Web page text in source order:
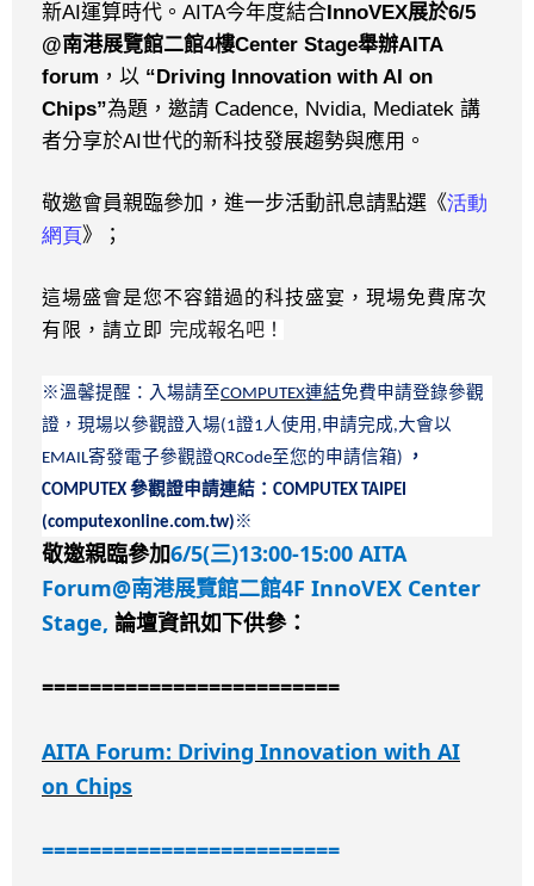
新AI運算時代。 AITA今年度結合InnoVEX展於6/5
@南港展覽館二館4樓Center Stage舉辦AITA
forum ， 以 “Driving Innovation with AI on
Chips”為題，邀請 Cadence, Nvidia, Mediatek 講
者分享於AI世代的新科技發展趨勢與應用。
敬邀會員親臨參加，進一步活動訊息請點選《活動
網頁》；
這場盛會是您不容錯過的科技盛宴，現場免費席次
有限，請立即 完成報名吧！
※溫馨提醒：入場請至COMPUTEX連結免費申請登錄參觀
證，現場以參觀證入場(1證1 人使用 ,申請完成,大會以
EMAIL寄發電子參觀證QRCode至您的申請信箱) ，
COMPUTEX 參觀證申請連結： COMPUTEX TAIPEI
(computexonline.com.tw) ※
敬邀親臨參加6/5(三)13:00-15:00 AITA
Forum@南港展覽館二館4F InnoVEX Center
Stage, 論壇資訊如下供參：
=========================
AITA Forum: Driving Innovation with AI
on Chips
=========================